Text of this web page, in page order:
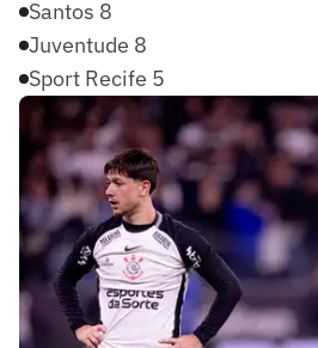
Santos 8
Juventude 8
Sport Recife 5